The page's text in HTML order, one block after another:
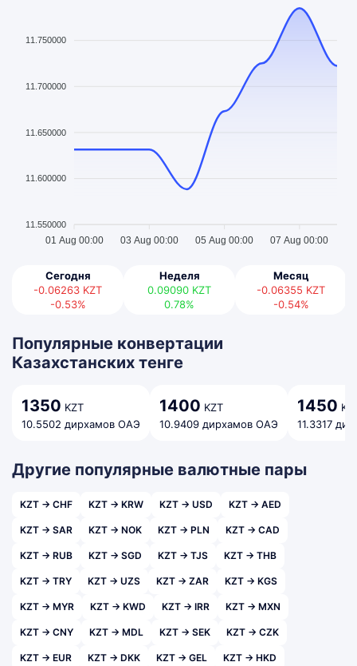
11.750000
11.700000
11.650000
11.600000
11.550000
01 Aug 00:00 03 Aug 00:00 05 Aug 00:00 07 Aug 00:00
Сегодня
-0.06263 KZT
-0.53%
Неделя
0.09090 KZT
0.78%
Месяц
-0.06355 KZT
-0.54%
Популярные конвертации
Казахстанских тенге
1350 KZT
10.5502 дирхамов ОАЭ
1400 KZT
10.9409 дирхамов ОАЭ
1450
11.3317
Другие популярные валютные пары
KZT → CHF KZT → KRW KZT → USD KZT → AED
KZT → SAR KZT → NOK KZT → PLN KZT → CAD
KZT → RUB KZT → SGD KZT → TJS KZT → THB
KZT → TRY KZT → UZS KZT → ZAR KZT → KGS
KZT → MYR KZT → KWD KZT → IRR KZT → MXN
KZT → CNY KZT → MDL KZT → SEK KZT → CZK
KZT → EUR KZT → DKK KZT → GEL KZT → HKD